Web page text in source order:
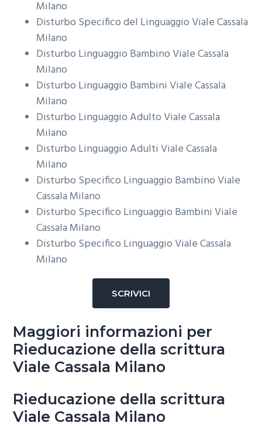
Milano
Disturbo Specifico del LinguaggioViale Cassala
Milano
Disturbo Linguaggio BambinoViale Cassala
Milano
Disturbo Linguaggio BambiniViale Cassala
Milano
Disturbo Linguaggio AdultoViale Cassala
Milano
Disturbo Linguaggio AdultiViale Cassala
Milano
Disturbo Specifico Linguaggio BambinoViale
Cassala Milano
Disturbo Specifico Linguaggio BambiniViale
Cassala Milano
Disturbo Specifico LinguaggioViale Cassala
Milano
SCRIVICI
Maggiori informazioni per
Rieducazione della scrittura
Viale Cassala Milano
Rieducazione della scrittura
Viale Cassala Milano